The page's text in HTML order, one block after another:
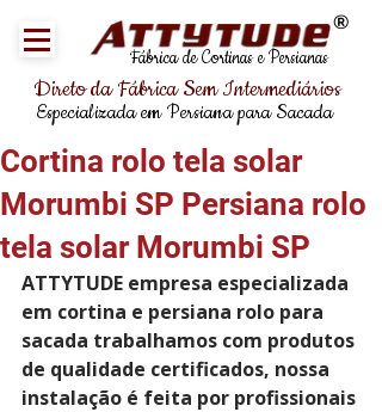
Fábrica de Cortinas e Persianas
®
Direto da Fábrica Sem Intermediários
Especializada em Persiana para Sacada
Cortina rolo tela solar
Morumbi SP Persiana rolo
tela solar Morumbi SP
ATTYTUDE empresa especializada
em cortina e persiana rolo para
sacada trabalhamos com produtos
de qualidade certificados, nossa
instalação é feita por profissionais